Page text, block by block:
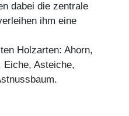
dabei die zentrale
ihm eine
Holzarten: Ahorn,
Eiche, Asteiche,